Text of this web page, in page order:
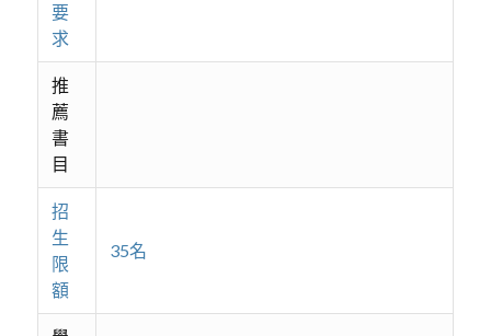
要
求
推
薦
書
目
招
生
限
額
35名